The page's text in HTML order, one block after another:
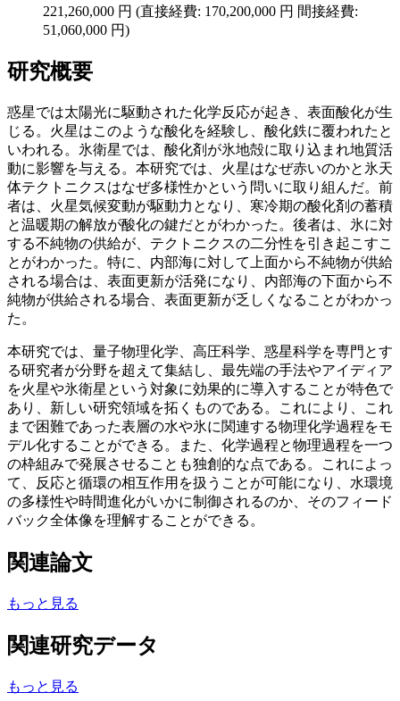
221,260,000 円 (直接経費: 170,200,000 円 間接経費:
51,060,000 円)
研究概要
惑星では太陽光に駆動された化学反応が起き、表面酸化が生
じる。火星はこのような酸化を経験し、酸化鉄に覆われたと
いわれる。氷衛星では、酸化剤が氷地殻に取り込まれ地質活
動に影響を与える。本研究では、火星はなぜ赤いのかと氷天
体テクトニクスはなぜ多様性かという問いに取り組んだ。前
者は、火星気候変動が駆動力となり、寒冷期の酸化剤の蓄積
と温暖期の解放が酸化の鍵だとがわかった。後者は、氷に対
する不純物の供給が、テクトニクスの二分性を引き起こすこ
とがわかった。特に、内部海に対して上面から不純物が供給
される場合は、表面更新が活発になり、内部海の下面から不
純物が供給される場合、表面更新が乏しくなることがわかっ
た。
本研究では、量子物理化学、高圧科学、惑星科学を専門とす
る研究者が分野を超えて集結し、最先端の手法やアイディア
を火星や氷衛星という対象に効果的に導入することが特色で
あり、新しい研究領域を拓くものである。これにより、これ
まで困難であった表層の水や氷に関連する物理化学過程をモ
デル化することができる。また、化学過程と物理過程を一つ
の枠組みで発展させることも独創的な点である。これによっ
て、反応と循環の相互作用を扱うことが可能になり、水環境
の多様性や時間進化がいかに制御されるのか、そのフィード
バック全体像を理解することができる。
関連論文
もっと見る
関連研究データ
もっと見る